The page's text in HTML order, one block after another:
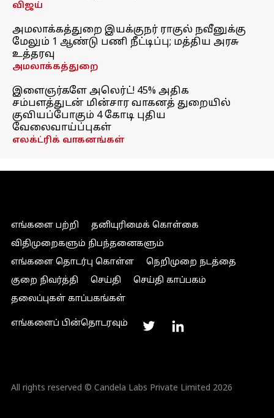
விஜய்
அமலாக்கத்துறை இயக்குநர் ராகுல் நவீனுக்கு
மேலும் 1 ஆண்டு பணி நீட்டிப்பு; மத்திய அரசு
உத்தரவு
அமலாக்கத்துறை
இளைஞர்களே அலெர்ட்! 45% அதிக
சம்பளத்துடன் மின்சார வாகனத் துறையில்
குவியப்போகும் 4 கோடி புதிய
வேலைவாய்ப்புகள்
எலக்ட்ரிக் வாகனங்கள்
எங்களை பற்றி
தனியுரிமைக் கொள்கை
விதிமுறைகளும் நிபந்தனைகளும்
எங்களை தொடர்பு கொள்ள
நெறிமுறை நடத்தை
குறை நிவர்த்தி
செய்தி
செய்தி காப்பகம்
தலைப்புகள் காப்பகங்கள்
எங்களைப் பின்தொடரவும்
All rights reserved © Candela Labs Private Limited 2026